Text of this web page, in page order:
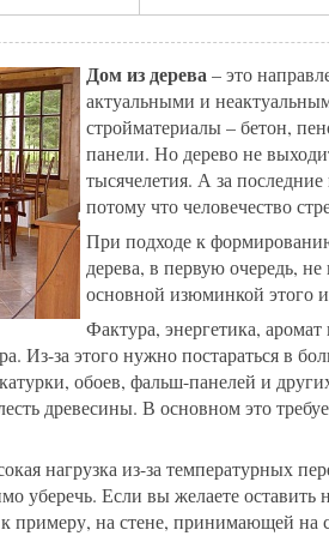
Дом из дерева – это
актуальными и
стройматериалы – бетон,
панели. Но дерево не
тысячелетия. А за
потому что человечество
При подходе к
дерева, в первую очередь,
основной изюминкой этого
Фактура, энергетика, аромат
Из-за этого нужно постараться в
обоев, фальш-панелей и
древесины. В основном это
нагрузка из-за температурных
уберечь. Если вы желаете оставить
примеру, на стене, принимающей на